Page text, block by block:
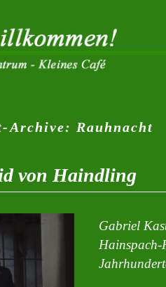
Archive: Rauhnacht
von Haindling
Gabriel